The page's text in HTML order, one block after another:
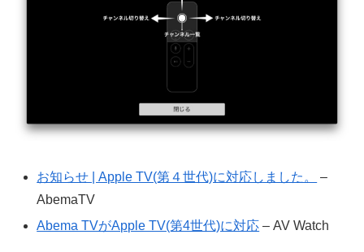
お知らせ | Apple TV(第４世代)に対応しました。
–
AbemaTV
Abema TVがApple TV(第4世代)に対応 – AV Watch